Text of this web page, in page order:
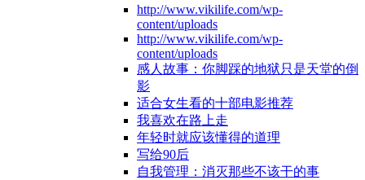
http://www.vikilife.com/wp-
content/uploads
http://www.vikilife.com/wp-
content/uploads
感人故事：你脚踩的地狱只是天堂的倒
影
适合女生看的十部电影推荐
我喜欢在路上走
年轻时就应该懂得的道理
写给90后
自我管理：消灭那些不该干的事